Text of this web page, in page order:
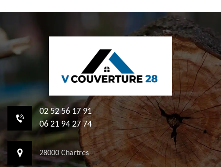
02 52 56 17 91
06 21 94 27 74
28000 Chartres